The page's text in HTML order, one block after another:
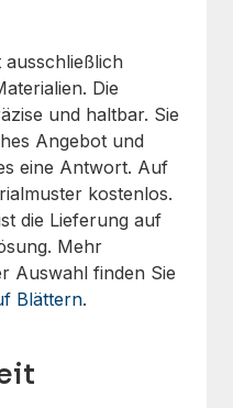
Die
und haltbar. Sie
Angebot und
eine Antwort. Auf
kostenlos.
die Lieferung auf
Mehr
Auswahl finden Sie
Blättern.